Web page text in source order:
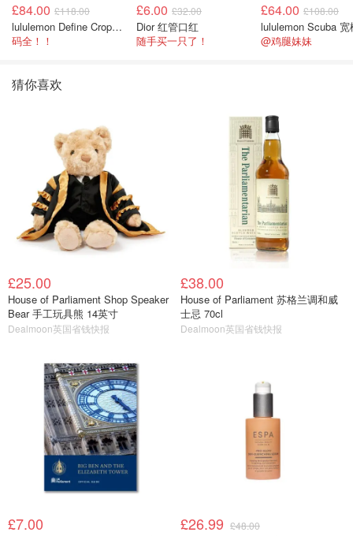
£84.00 £118.00
lululemon Define Cropped Jacket Nulu 短款夹克
码全！！
£6.00 £32.00
Dior 红管口红
随手买一只了！
£64.00 £108.00
@鸡腿妹妹
猜你喜欢
£25.00
House of Parliament Shop Speaker
Bear 手工玩具熊 14英寸
Dealmoon英国省钱快报
£38.00
House of Parliament 苏格兰调和威
士忌 70cl
Dealmoon英国省钱快报
£7.00 £26.99 £48.00